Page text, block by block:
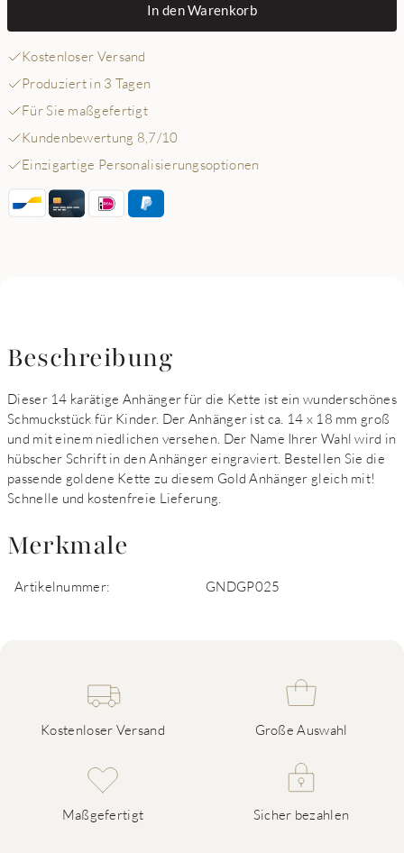
In den Warenkorb
Kostenloser Versand
Produziert in 3 Tagen
Für Sie maßgefertigt
Kundenbewertung 8,7/10
Einzigartige Personalisierungsoptionen
Beschreibung
Dieser 14 karätige Anhänger für die Kette ist ein wunderschönes
Schmuckstück für Kinder. Der Anhänger ist ca. 14 x 18 mm groß
und mit einem niedlichen versehen. Der Name Ihrer Wahl wird in
hübscher Schrift in den Anhänger eingraviert. Bestellen Sie die
passende goldene Kette zu diesem Gold Anhänger gleich mit!
Schnelle und kostenfreie Lieferung.
Merkmale
Artikelnummer: GNDGP025
Kostenloser Versand Große Auswahl
Maßgefertigt Sicher bezahlen